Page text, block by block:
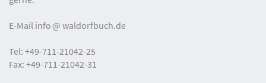
E-Mail info waldorfbuch.de
Tel: +49-711-21042-25
Fax: +49-711-21042-31